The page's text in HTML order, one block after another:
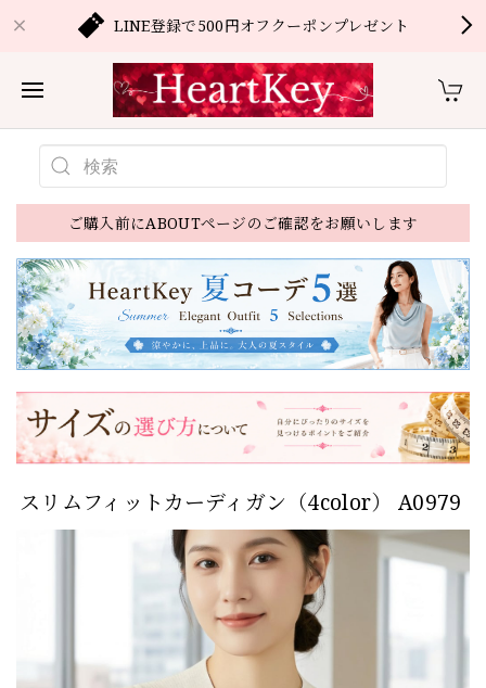
LINE登録で500円オフクーポンプレゼント
ご購入前にABOUTページのご確認をお願いします
スリムフィットカーディガン（4color） A0979